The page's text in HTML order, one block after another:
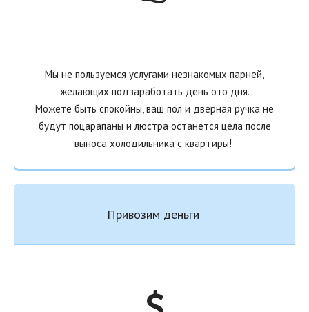
Мы не пользуемся услугами незнакомых парней,
желающих подзаработать день ото дня.
Можете быть спокойны, ваш пол и дверная ручка не
будут поцарапаны и люстра останется цела после
выноса холодильника с квартиры!
Привозим деньги